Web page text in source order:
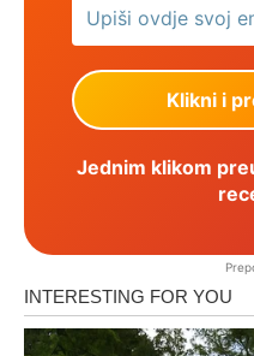
Jednim klikom